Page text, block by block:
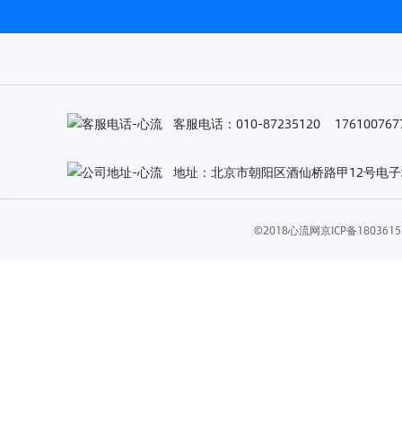
客服电话：010-87235120
地址：北京市朝阳区酒仙桥路甲12号电
©2018心流网京ICP备